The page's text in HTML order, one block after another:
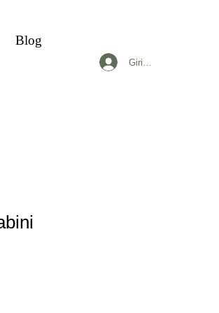
Blog
Giriş yap